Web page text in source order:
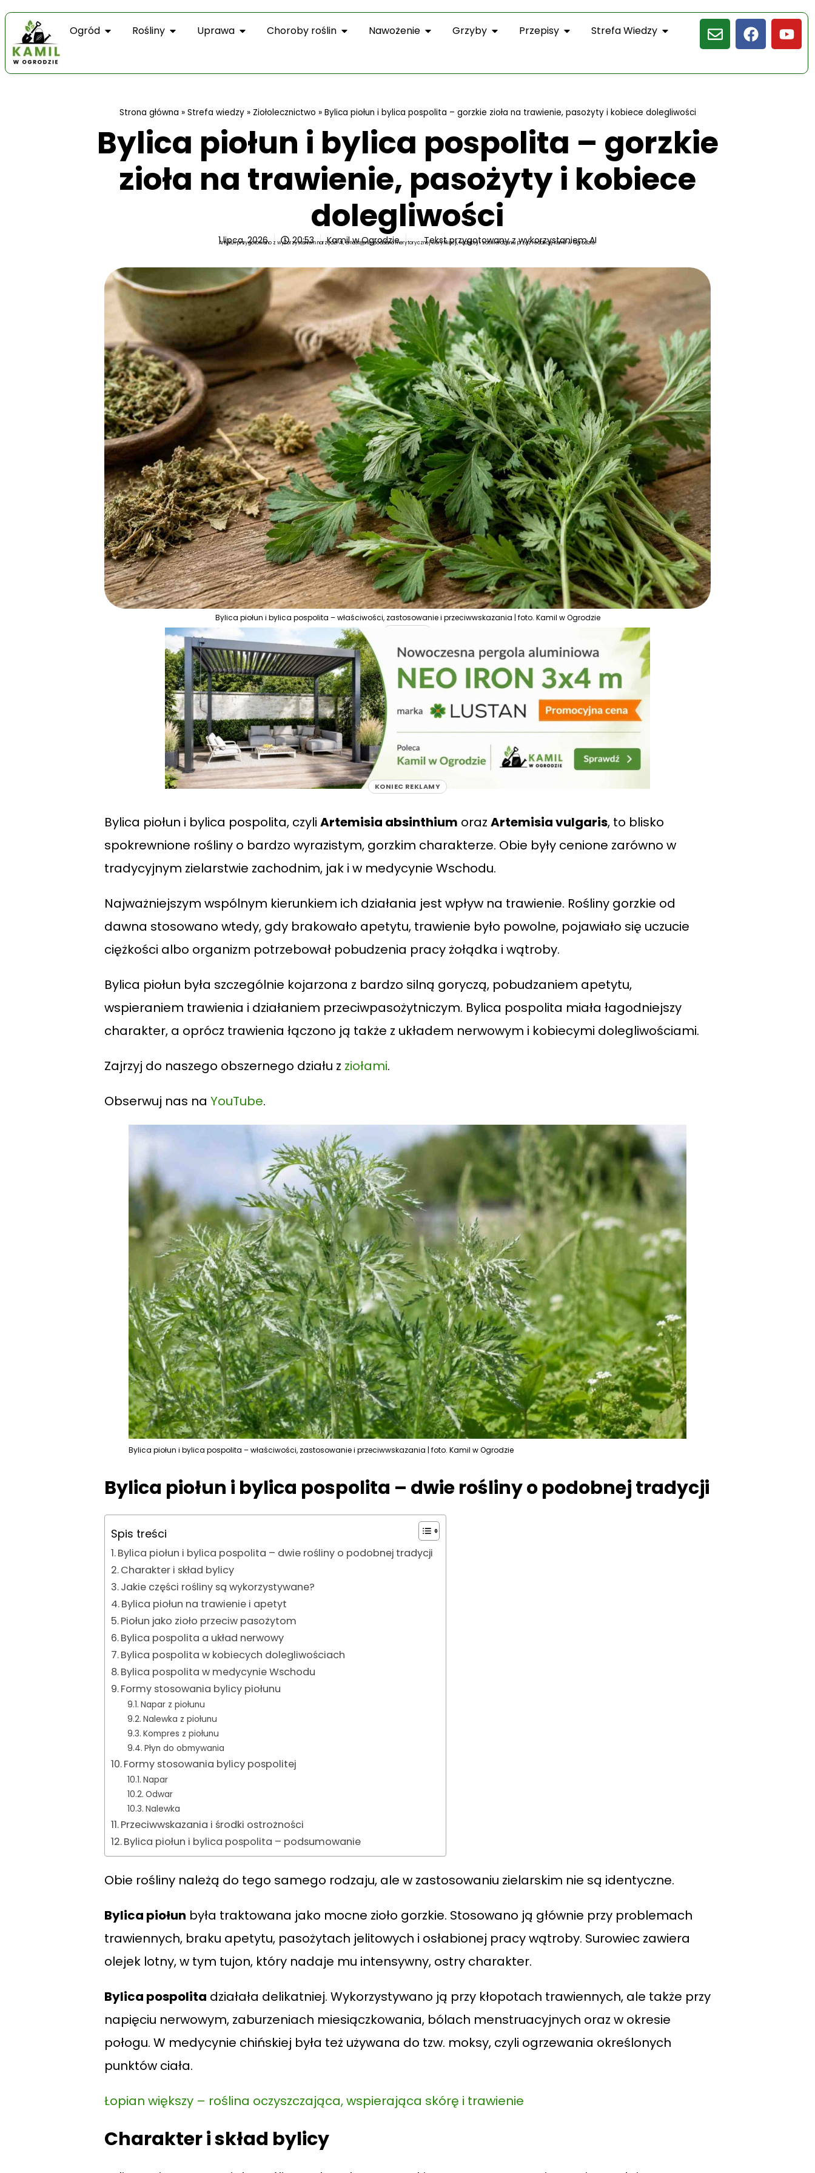
Ogród Rośliny Uprawa Choroby roślin Nawożenie Grzyby Przepisy Strefa Wiedzy
Strona główna » Strefa wiedzy» Ziołolecznictwo » Bylica piołun i bylica pospolita – gorzkie zioła na trawienie, pasożyty i kobiece dolegliwości
Bylica piołun i bylica pospolita – gorzkie
zioła na trawienie, pasożyty i kobiece
dolegliwości
1 lipca, 2026 20:53 Kamil w Ogrodzie Tekst przygotowany z wykorzystaniem AI
Artykuł przygotowano z wykorzystaniem narzędzi AI, a następnie poddano merytorycznej weryfikacji, redakcji i zatwierdzeniu przez redakcję Kamil w Ogrodzie.
Bylica piołun i bylica pospolita – właściwości, zastosowanie i przeciwwskazania | foto. Kamil w Ogrodzie
KONIEC REKLAMY
Bylica piołun i bylica pospolita, czyli Artemisia absinthium oraz Artemisia vulgaris, to blisko
spokrewnione rośliny o bardzo wyrazistym, gorzkim charakterze. Obie były cenione zarówno w
tradycyjnym zielarstwie zachodnim, jak i w medycynie Wschodu.
Najważniejszym wspólnym kierunkiem ich działania jest wpływ na trawienie. Rośliny gorzkie od
dawna stosowano wtedy, gdy brakowało apetytu, trawienie było powolne, pojawiało się uczucie
ciężkości albo organizm potrzebował pobudzenia pracy żołądka i wątroby.
Bylica piołun była szczególnie kojarzona z bardzo silną goryczą, pobudzaniem apetytu,
wspieraniem trawienia i działaniem przeciwpasożytniczym. Bylica pospolita miała łagodniejszy
charakter, a oprócz trawienia łączono ją także z układem nerwowym i kobiecymi dolegliwościami.
Zajrzyj do naszego obszernego działu z ziołami.
Obserwuj nas na YouTube.
Bylica piołun i bylica pospolita – właściwości, zastosowanie i przeciwwskazania | foto. Kamil w Ogrodzie
Bylica piołun i bylica pospolita – dwie rośliny o podobnej tradycji
Spis treści
Bylica piołun i bylica pospolita – dwie rośliny o podobnej tradycji
Charakter i skład bylicy
Jakie części rośliny są wykorzystywane?
Bylica piołun na trawienie i apetyt
Piołun jako zioło przeciw pasożytom
Bylica pospolita a układ nerwowy
Bylica pospolita w kobiecych dolegliwościach
Bylica pospolita w medycynie Wschodu
Formy stosowania bylicy piołunu
Napar z piołunu
Nalewka z piołunu
Kompres z piołunu
Płyn do obmywania
Formy stosowania bylicy pospolitej
Napar
Odwar
Nalewka
Przeciwwskazania i środki ostrożności
Bylica piołun i bylica pospolita – podsumowanie
Obie rośliny należą do tego samego rodzaju, ale w zastosowaniu zielarskim nie są identyczne.
Bylica piołun była traktowana jako mocne zioło gorzkie. Stosowano ją głównie przy problemach
trawiennych, braku apetytu, pasożytach jelitowych i osłabionej pracy wątroby. Surowiec zawiera
olejek lotny, w tym tujon, który nadaje mu intensywny, ostry charakter.
Bylica pospolita działała delikatniej. Wykorzystywano ją przy kłopotach trawiennych, ale także przy
napięciu nerwowym, zaburzeniach miesiączkowania, bólach menstruacyjnych oraz w okresie
połogu. W medycynie chińskiej była też używana do tzw. moksy, czyli ogrzewania określonych
punktów ciała.
Łopian większy – roślina oczyszczająca, wspierająca skórę i trawienie
Charakter i skład bylicy